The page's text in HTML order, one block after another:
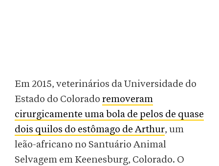
Em 2015, veterinários da Universidade do
Estado do Colorado removeram
cirurgicamente uma bola de pelos de quase
dois quilos do estômago de Arthur, um
leão-africano no Santuário Animal
Selvagem em Keenesburg, Colorado. O